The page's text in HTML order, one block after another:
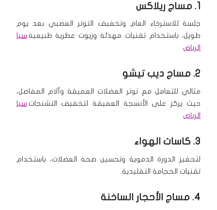
1. مساج ريلاكس
جلسة للاسترخاء العام وتخفيف التوتر العصبي بعد يوم
طويل، باستخدام تقنيات مهدئة وزيوت عطرية طبيعية.سبا
الرياض
2. مساج ديب تيشو
مثالي للتعامل مع توتر العضلات العميقة وآلام المفاصل،
حيث يركز على الأنسجة العميقة لتخفيف التشنجات.سبا
الرياض
3. كاسات الهواء
لتحفيز الدورة الدموية وتحسين صحة العضلات، باستخدام
تقنيات الحجامة التقليدية.
4. مساج الأحجار الساخنة